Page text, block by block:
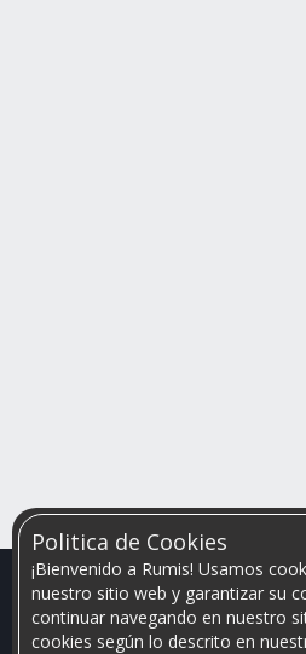
Politica de Cookies
¡Bienvenido a Rumis! Usamos
nuestro sitio web y garantizar su
continuar navegando en nuestro
cookies según lo descrito en